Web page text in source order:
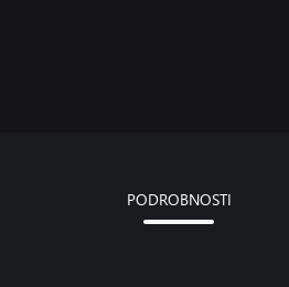
PODROBNOSTI